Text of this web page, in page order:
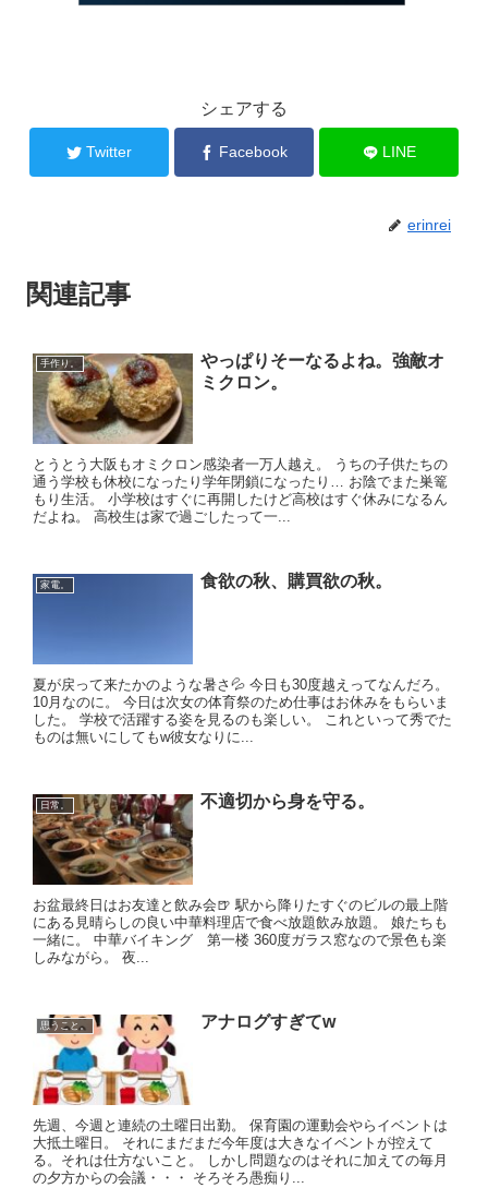
シェアする
Twitter Facebook LINE
erinrei
関連記事
手作り。
やっぱりそーなるよね。強敵オ
ミクロン。
とうとう大阪もオミクロン感染者一万人越え。 うちの子供たちの
通う学校も休校になったり学年閉鎖になったり… お陰でまた巣篭
もり生活。 小学校はすぐに再開したけど高校はすぐ休みになるん
だよね。 高校生は家で過ごしたって一...
家電。 食欲の秋、購買欲の秋。
夏が戻って来たかのような暑さ💦 今日も30度越えってなんだろ。
10月なのに。 今日は次女の体育祭のため仕事はお休みをもらいま
した。 学校で活躍する姿を見るのも楽しい。 これといって秀でた
ものは無いにしてもw彼女なりに...
日常。 不適切から身を守る。
お盆最終日はお友達と飲み会🍺 駅から降りたすぐのビルの最上階
にある見晴らしの良い中華料理店で食べ放題飲み放題。 娘たちも
一緒に。 中華バイキング 第一楼 360度ガラス窓なので景色も楽
しみながら。 夜...
思うこと。 アナログすぎてw
先週、今週と連続の土曜日出勤。 保育園の運動会やらイベントは
大抵土曜日。 それにまだまだ今年度は大きなイベントが控えて
る。それは仕方ないこと。 しかし問題なのはそれに加えての毎月
の夕方からの会議・・・ そろそろ愚痴り...